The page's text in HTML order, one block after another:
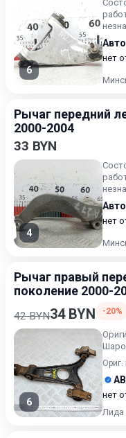
6
нет
Рычаг передний
2000-2004
33 BYN
4
нет
Рычаг правый
поколение 2000-
42 BYN34 BYN -20%
6
Ориг.
нет
Лида